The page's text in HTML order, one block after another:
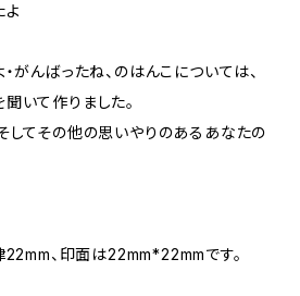
よ
がんばったね、のはんこについては、
いて作りました。
してその他の思いやりのあるあなたの
、印面は22mm*22mmです。